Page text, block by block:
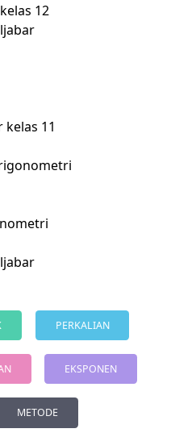
12
11
PERKALIAN
EKSPONEN
METODE